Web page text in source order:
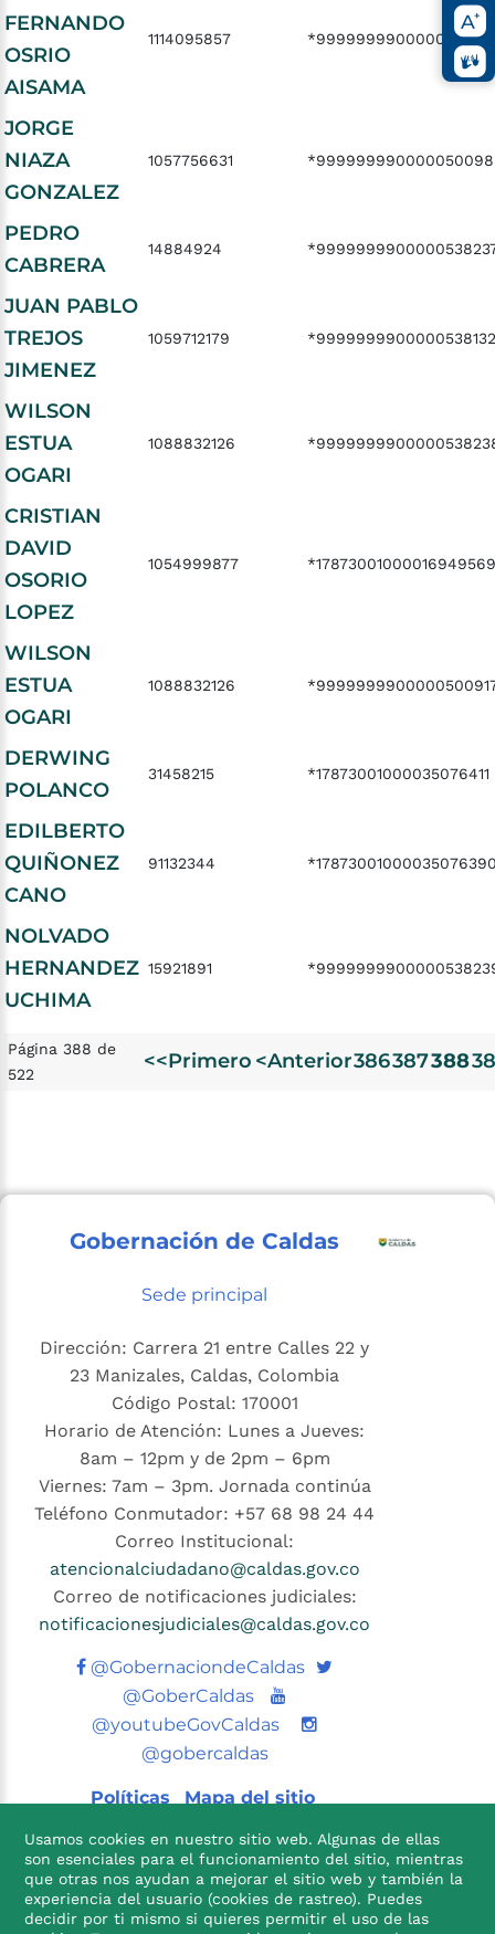
FERNANDO
OSRIO
AISAMA
1114095857
JORGE
NIAZA
GONZALEZ
1057756631
PEDRO
CABRERA
14884924
JUAN PABLO
TREJOS
JIMENEZ
1059712179
WILSON
ESTUA
OGARI
1088832126
CRISTIAN
DAVID
OSORIO
LOPEZ
1054999877 *17873001000016949569
WILSON
ESTUA
OGARI
1088832126
DERWING
POLANCO
31458215 *17873001000035076411
EDILBERTO
QUIÑONEZ
CANO
91132344
NOLVADO
HERNANDEZ
UCHIMA
15921891
Página 388 de
522
<<Primero <Anterior386387388
Gobernación de Caldas
Sede principal
Dirección: Carrera 21 entre Calles 22 y
23 Manizales, Caldas, Colombia
Código Postal: 170001
Horario de Atención: Lunes a Jueves:
8am – 12pm y de 2pm – 6pm
Viernes: 7am – 3pm. Jornada continúa
Teléfono Conmutador: +57 68 98 24 44
Correo Institucional:
atencionalciudadano@caldas.gov.co
Correo de notificaciones judiciales:
notificacionesjudiciales@caldas.gov.co
@GobernaciondeCaldas Twitter
@GoberCaldas
Youtube
@youtubeGovCaldas
@gobercaldas
Políticas Mapa del sitio
Usamos cookies en nuestro sitio web. Algunas de ellas
son esenciales para el funcionamiento del sitio, mientras
que otras nos ayudan a mejorar el sitio web y también la
experiencia del usuario (cookies de rastreo). Puedes
decidir por ti mismo si quieres permitir el uso de las